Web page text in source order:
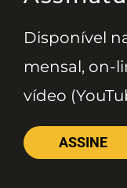
Disponível
mensal, on-
vídeo
ASSINE